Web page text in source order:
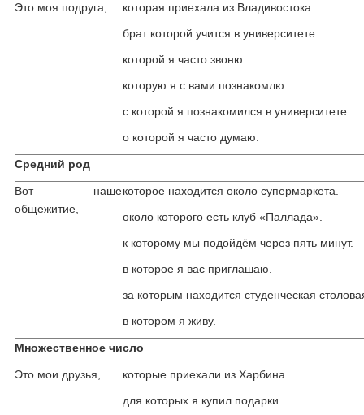
Это моя подруга,
которая приехала из Владивостока.
брат которой учится в университете.
которой я часто звоню.
которую я с вами познакомлю.
с которой я познакомился в университете.
о которой я часто думаю.
Средний род
Вот наше
общежитие,
которое находится около супермаркета.
около которого есть клуб «Паллада».
к которому мы подойдём через пять минут.
в которое я вас приглашаю.
за которым находится студенческая
в котором я живу.
Множественное число
Это мои друзья,
которые приехали из Харбина.
для которых я купил подарки.